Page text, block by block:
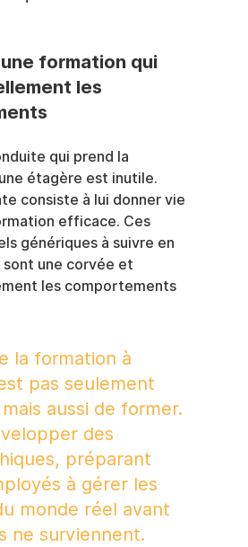
formation qui
les
qui prend la
étagère est inutile.
consiste à lui donner vie
efficace. Ces
génériques à suivre en
sont une corvée et
les comportements
la formation à
pas seulement
aussi de former.
des
préparant
à gérer les
monde réel avant
ne surviennent.